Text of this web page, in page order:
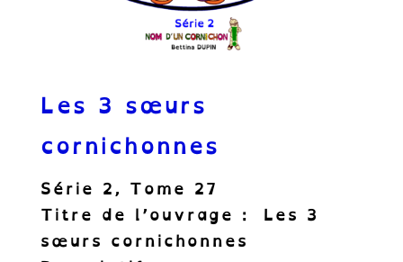
Les 3 sœurs
cornichonnes
Série 2, Tome 27
Titre de l’ouvrage : Les 3
sœurs cornichonnes